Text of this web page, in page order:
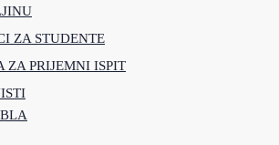
ZA STUDENTE
ZA PRIJEMNI ISPIT